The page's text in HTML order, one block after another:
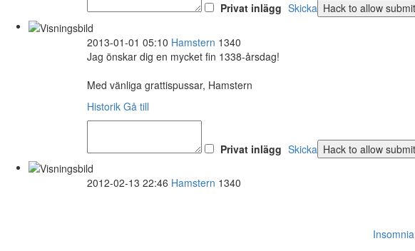
Privat inlägg Skicka
2013-01-01 05:10 Hamstern 1340
Jag önskar dig en mycket fin 1338-årsdag!
Med vänliga grattispussar, Hamstern
Historik Gå till
Privat inlägg Skicka
2012-02-13 22:46 Hamstern 1340
Insomnia